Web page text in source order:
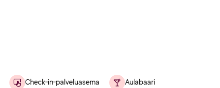
Check-in-palveluasema Aulabaari